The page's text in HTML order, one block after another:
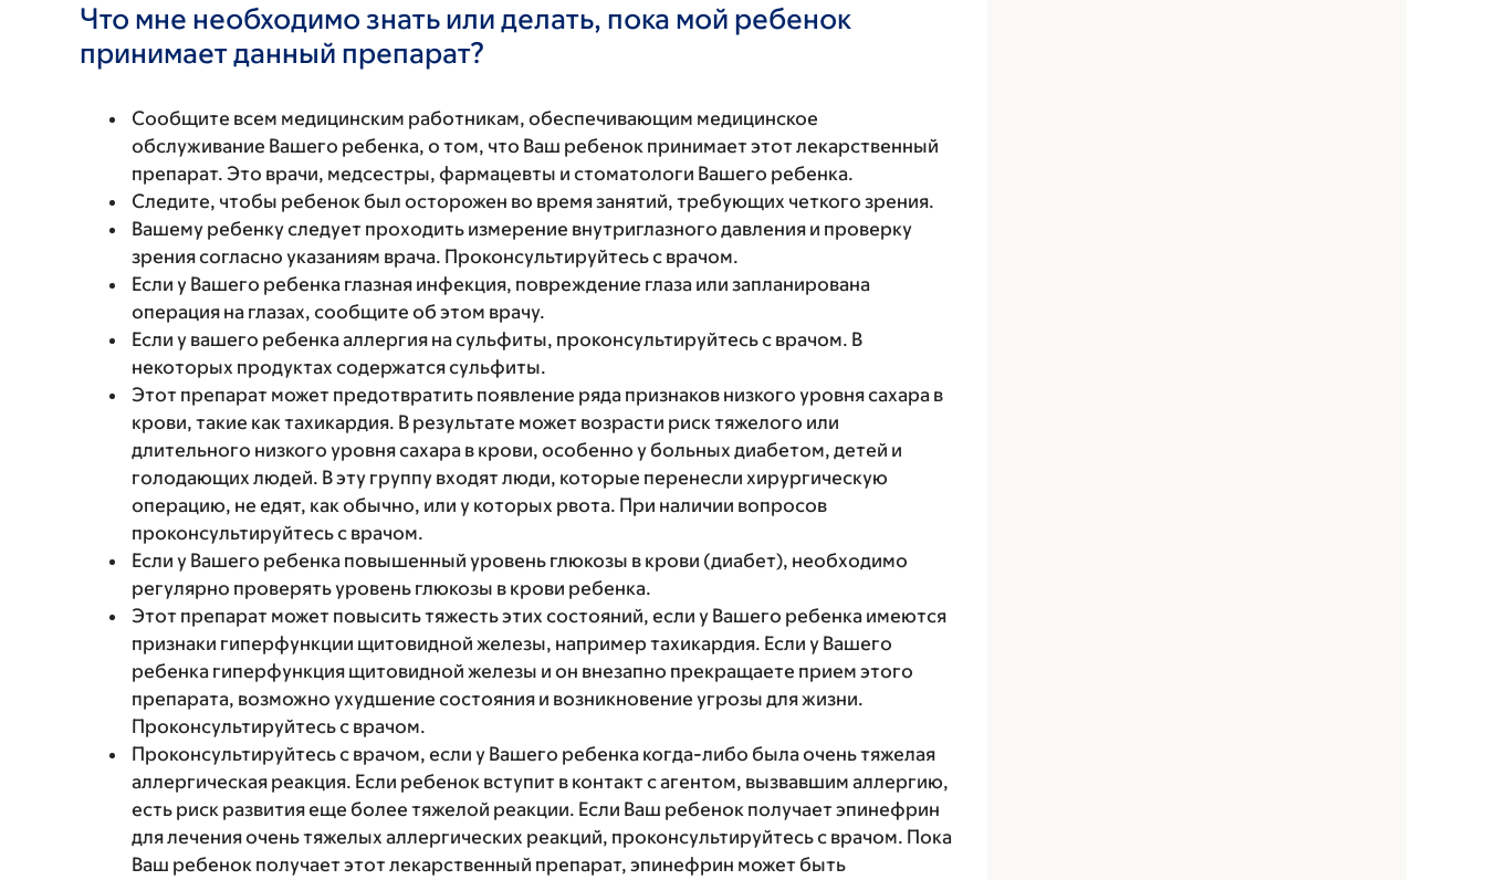
Что мне необходимо знать или делать, пока мой ребенок
принимает данный препарат?
Сообщите всем медицинским работникам, обеспечивающим медицинское
обслуживание Вашего ребенка, о том, что Ваш ребенок принимает этот лекарственный
препарат. Это врачи, медсестры, фармацевты и стоматологи Вашего ребенка.
Следите, чтобы ребенок был осторожен во время занятий, требующих четкого зрения.
Вашему ребенку следует проходить измерение внутриглазного давления и проверку
зрения согласно указаниям врача. Проконсультируйтесь с врачом.
Если у Вашего ребенка глазная инфекция, повреждение глаза или запланирована
операция на глазах, сообщите об этом врачу.
Если у вашего ребенка аллергия на сульфиты, проконсультируйтесь с врачом. В
некоторых продуктах содержатся сульфиты.
Этот препарат может предотвратить появление ряда признаков низкого уровня сахара в
крови, такие как тахикардия. В результате может возрасти риск тяжелого или
длительного низкого уровня сахара в крови, особенно у больных диабетом, детей и
голодающих людей. В эту группу входят люди, которые перенесли хирургическую
операцию, не едят, как обычно, или у которых рвота. При наличии вопросов
проконсультируйтесь с врачом.
Если у Вашего ребенка повышенный уровень глюкозы в крови (диабет), необходимо
регулярно проверять уровень глюкозы в крови ребенка.
Этот препарат может повысить тяжесть этих состояний, если у Вашего ребенка имеются
признаки гиперфункции щитовидной железы, например тахикардия. Если у Вашего
ребенка гиперфункция щитовидной железы и он внезапно прекращаете прием этого
препарата, возможно ухудшение состояния и возникновение угрозы для жизни.
Проконсультируйтесь с врачом.
Проконсультируйтесь с врачом, если у Вашего ребенка когда-либо была очень тяжелая
аллергическая реакция. Если ребенок вступит в контакт с агентом, вызвавшим аллергию,
есть риск развития еще более тяжелой реакции. Если Ваш ребенок получает эпинефрин
для лечения очень тяжелых аллергических реакций, проконсультируйтесь с врачом. Пока
Ваш ребенок получает этот лекарственный препарат, эпинефрин может быть